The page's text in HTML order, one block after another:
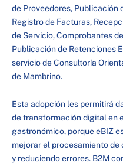
de Proveedores, Publicación
Registro de Facturas,
de Servicio, Comprobantes
Publicación de Retenciones
servicio de Consultoría
de Mambrino.
Esta adopción les permitirá
de transformación digital en
gastronómico, porque eBIZ
mejorar el procesamiento de
y reduciendo errores. B2M